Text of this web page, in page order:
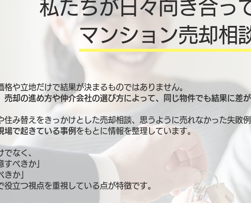
私たちが日々向き合っ
マンション売却相
格や立地だけで結果が決まるものではありません。
売却の進め方や仲介会社の選び方によって、同じ物件でも結果に差
住み替えをきっかけとした売却相談、思うように売れなかった失敗
場で起きている事例 をもとに情報を整理しています。
でなく、
すべきか」
きか」
役立つ視点を重視している点が特徴です。